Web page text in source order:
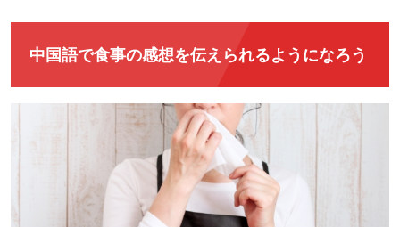
中国語で食事の感想を伝えられるようになろう